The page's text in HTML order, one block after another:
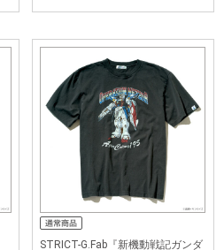
STRICT-G.Fab『新機動戦記ガンダ